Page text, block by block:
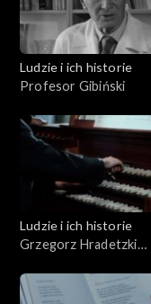
Ludzie i ich historie
Profesor Gibiński
Ludzie i ich historie
Grzegorz Hradetzki